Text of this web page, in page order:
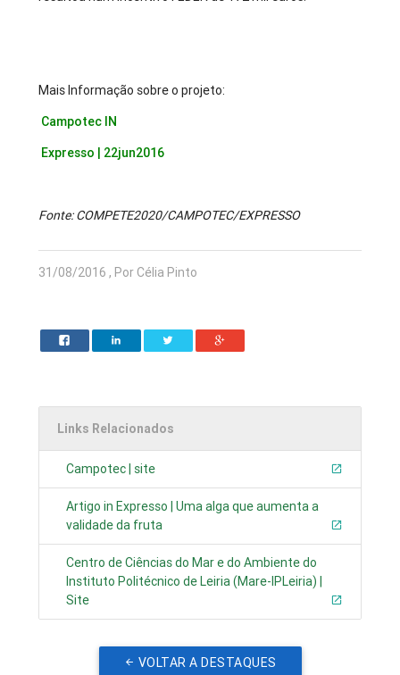
Mais Informação sobre o projeto:
Campotec IN
Expresso | 22jun2016
Fonte: COMPETE2020/CAMPOTEC/EXPRESSO
31/08/2016 , Por Célia Pinto
Links Relacionados
Campotec | site
Artigo in Expresso | Uma alga que aumenta a
validade da fruta
Centro de Ciências do Mar e do Ambiente do
Instituto Politécnico de Leiria (Mare-IPLeiria) |
Site
VOLTAR A DESTAQUES